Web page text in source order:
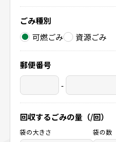
ごみ種別
可燃ごみ
資源ごみ
郵便番号
-
回収するごみの量（/回）
袋の大きさ
袋の数